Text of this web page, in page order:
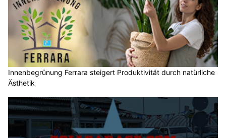
Innenbegrünung Ferrara steigert Produktivität durch natürliche
Ästhetik